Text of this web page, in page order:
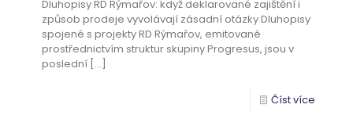
Dluhopisy RD Rýmařov: když deklarované zajištění i
způsob prodeje vyvolávají zásadní otázky Dluhopisy
spojené s projekty RD Rýmařov, emitované
prostřednictvím struktur skupiny Progresus, jsou v
poslední […]
Číst více